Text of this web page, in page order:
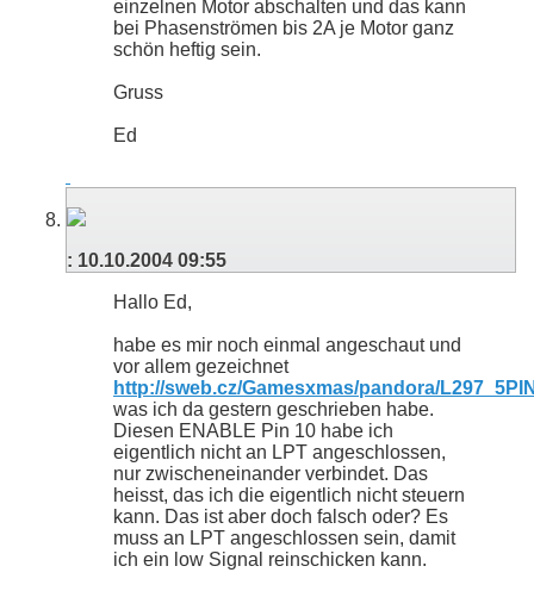
einzelnen Motor abschalten und das kann
bei Phasenströmen bis 2A je Motor ganz
schön heftig sein.
Gruss
Ed
: 10.10.2004 09:55
Hallo Ed,
habe es mir noch einmal angeschaut und
vor allem gezeichnet
http://sweb.cz/Gamesxmas/pandora/
was ich da gestern geschrieben habe.
Diesen ENABLE Pin 10 habe ich
eigentlich nicht an LPT angeschlossen,
nur zwischeneinander verbindet. Das
heisst, das ich die eigentlich nicht steuern
kann. Das ist aber doch falsch oder? Es
muss an LPT angeschlossen sein, damit
ich ein low Signal reinschicken kann.